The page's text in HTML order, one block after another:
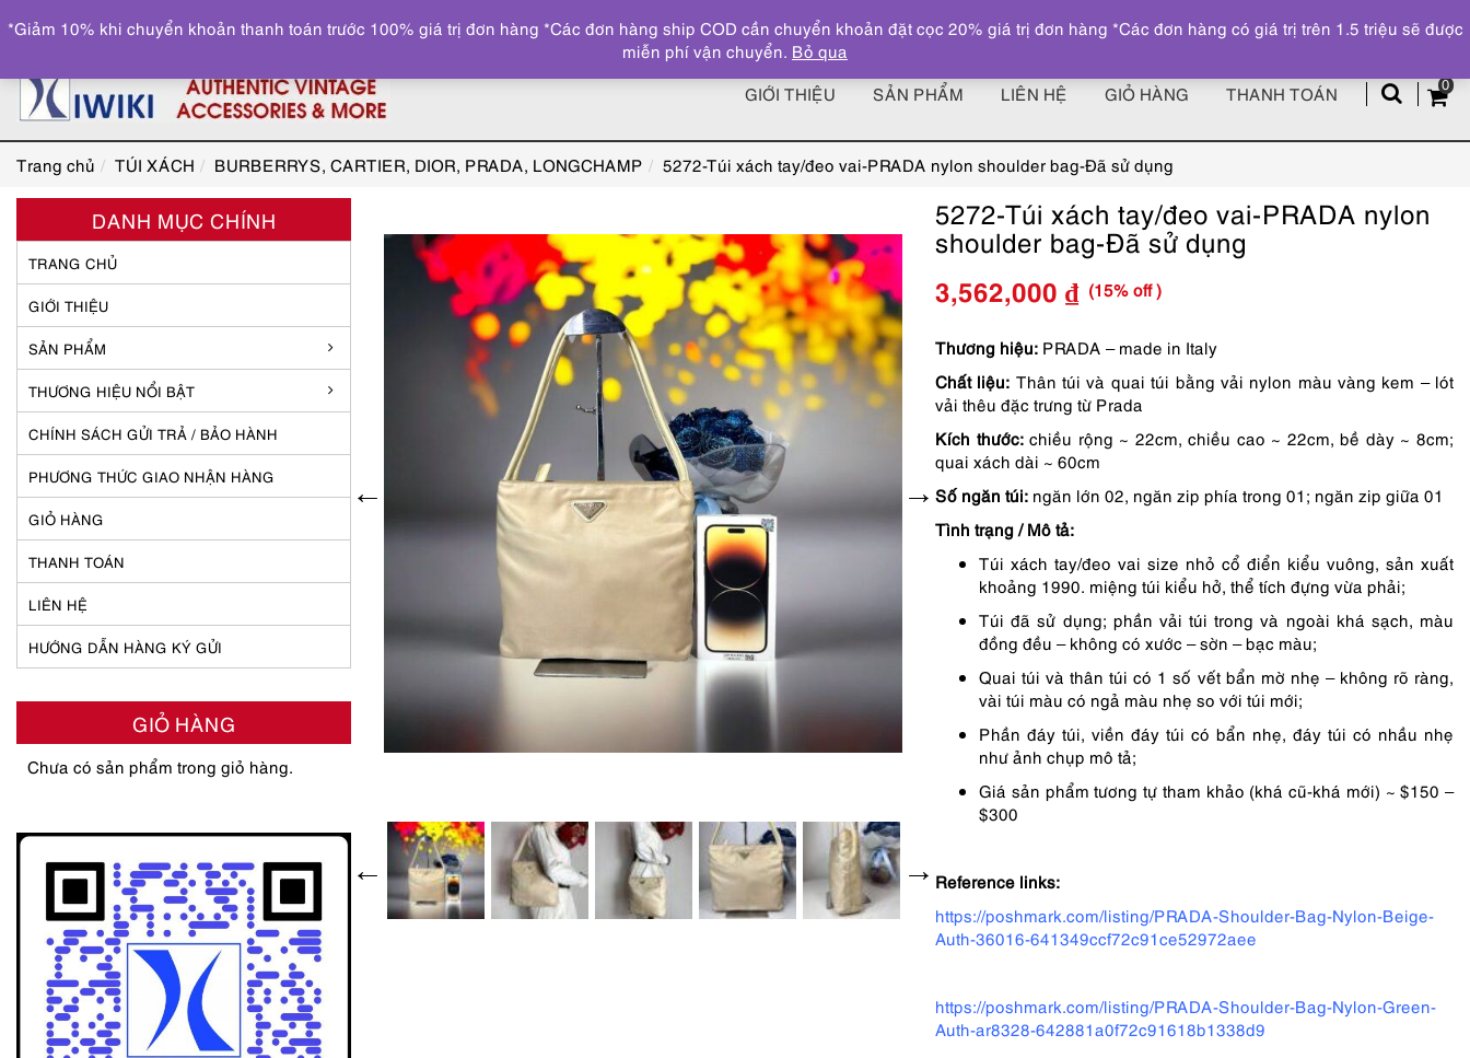
z
0
GIỚI THIỆU SẢN PHẨM LIÊN HỆ GIỎ HÀNG THANH TOÁN
Trang chủ TÚI XÁCH BURBERRYS, CARTIER, DIOR, PRADA, LONGCHAMP 5272-Túi xách tay/đeo vai-PRADA nylon shoulder bag-Đã sử dụng
5272-Túi xách tay/đeo vai-PRADA nylon
shoulder bag-Đã sử dụng
Giá
gốc
là:
3,562,000 ₫
Giá
hiện
tại
3,562,000 ₫.
(15% off )
Thương hiệu: PRADA – made in Italy
Chất liệu: Thân túi và quai túi bằng vải nylon màu vàng kem – lót
vải thêu đặc trưng từ Prada
Kích thước:chiều rộng ~ 22cm, chiều cao ~ 22cm, bề dày ~ 8cm;
quai xách dài ~ 60cm
Số ngăn túi: ngăn lớn 02, ngăn zip phía trong 01; ngăn zip giữa 01
Tình trạng / Mô tả:
Túi xách tay/đeo vai size nhỏ cổ điển kiểu vuông, sản xuất
khoảng 1990. miệng túi kiểu hở, thể tích đựng vừa phải;
Túi đã sử dụng; phần vải túi trong và ngoài khá sạch, màu
đồng đều – không có xước – sờn – bạc màu;
Quai túi và thân túi có 1 số vết bẩn mờ nhẹ – không rõ ràng,
vài túi màu có ngả màu nhẹ so với túi mới;
Phần đáy túi, viền đáy túi có bẩn nhẹ, đáy túi có nhầu nhẹ
như ảnh chụp mô tả;
Giá sản phẩm tương tự tham khảo (khá cũ-khá mới) ~ $150 –
$300
Reference links:
https://poshmark.com/listing/PRADA-Shoulder-Bag-Nylon-Beige-
Auth-36016-641349ccf72c91ce52972aee
https://poshmark.com/listing/PRADA-Shoulder-Bag-Nylon-Green-
Auth-ar8328-642881a0f72c91618b1338d9
DANH MỤC CHÍNH
TRANG CHỦ
GIỚI THIỆU
SẢN PHẨM
THƯƠNG HIỆU NỔI BẬT
CHÍNH SÁCH GỬI TRẢ / BẢO HÀNH
PHƯƠNG THỨC GIAO NHẬN HÀNG
GIỎ HÀNG
THANH TOÁN
LIÊN HỆ
HƯỚNG DẪN HÀNG KÝ GỬI
GIỎ HÀNG
Chưa có sản phẩm trong giỏ hàng.
*Giảm 10% khi chuyển khoản thanh toán trước 100% giá trị đơn hàng *Các đơn hàng ship COD cần chuyển khoản đặt cọc 20% giá trị đơn hàng *Các đơn hàng có giá trị trên 1.5 triệu sẽ được
miễn phí vận chuyển. Bỏ qua